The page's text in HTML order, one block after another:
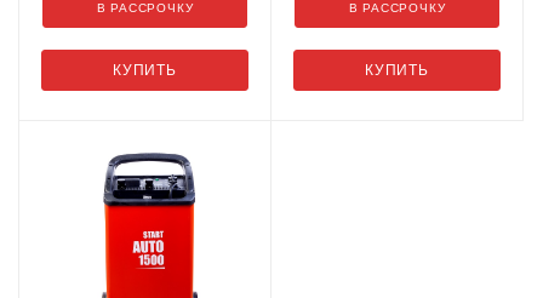
КУПИТЬ
В РАССРОЧКУ
КУПИТЬ
В РАССРОЧКУ